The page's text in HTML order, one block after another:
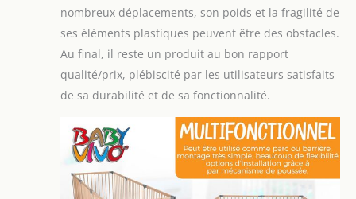
nombreux déplacements, son poids et la fragilité de
ses éléments plastiques peuvent être des obstacles.
Au final, il reste un produit au bon rapport
qualité/prix, plébiscité par les utilisateurs satisfaits
de sa durabilité et de sa fonctionnalité.